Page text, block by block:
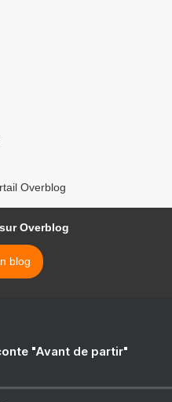
Overblog
Overblog
blog
"Avant de partir"